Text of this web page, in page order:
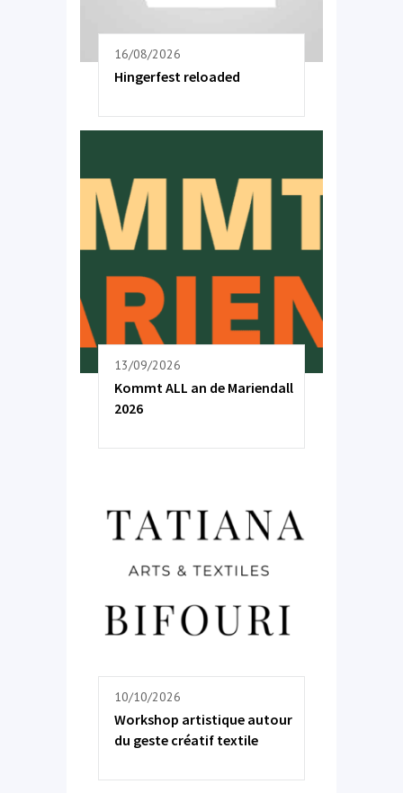
16/08/2026
Hingerfest reloaded
13/09/2026
Kommt ALL an de Mariendall
2026
10/10/2026
Workshop artistique autour
du geste créatif textile